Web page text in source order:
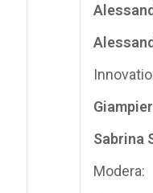
Sabrina
Modera: